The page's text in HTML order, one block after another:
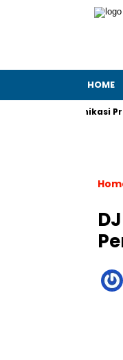
HOME